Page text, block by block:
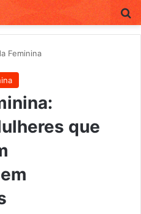
Feminina
que